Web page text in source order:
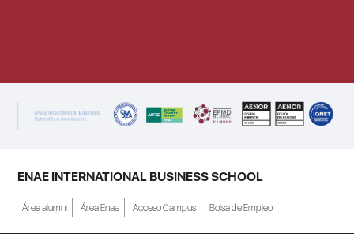
ENAE INTERNATIONAL BUSINESS SCHOOL
Área alumni Área Enae Acceso Campus Bolsa de Empleo